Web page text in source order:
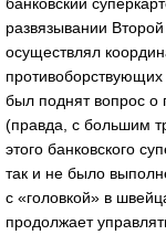
развязывании
осуществлял
был поднят вопрос о
(правда, с большим
этого банковского
так и не было
с «головкой» в
продолжает